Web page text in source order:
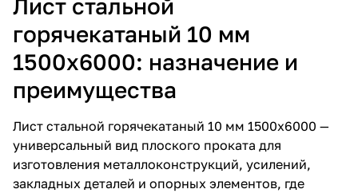
Лист стальной
горячекатаный 10 мм
1500х6000: назначение и
преимущества
Лист стальной горячекатаный 10 мм 1500х6000 —
универсальный вид плоского проката для
изготовления металлоконструкций, усилений,
закладных деталей и опорных элементов, где